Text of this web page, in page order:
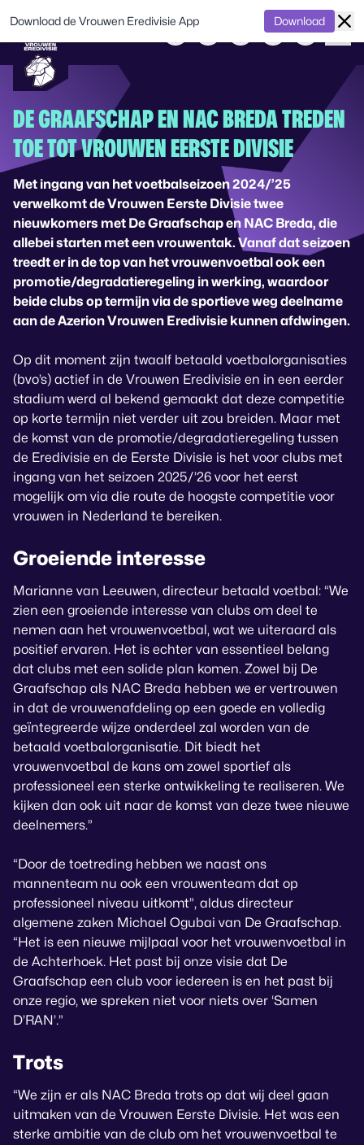
DE GRAAFSCHAP EN NAC BREDA TREDEN
TOE TOT VROUWEN EERSTE DIVISIE
Met ingang van het voetbalseizoen 2024/’25
verwelkomt de Vrouwen Eerste Divisie twee
nieuwkomers met De Graafschap en NAC Breda, die
allebei starten met een vrouwentak. Vanaf dat seizoen
treedt er in de top van het vrouwenvoetbal ook een
promotie/degradatieregeling in werking, waardoor
beide clubs op termijn via de sportieve weg deelname
aan de Azerion Vrouwen Eredivisie kunnen afdwingen.
Op dit moment zijn twaalf betaald voetbalorganisaties
(bvo’s) actief in de Vrouwen Eredivisie en in een eerder
stadium werd al bekend gemaakt dat deze competitie
op korte termijn niet verder uit zou breiden. Maar met
de komst van de promotie/degradatieregeling tussen
de Eredivisie en de Eerste Divisie is het voor clubs met
ingang van het seizoen 2025/’26 voor het eerst
mogelijk om via die route de hoogste competitie voor
vrouwen in Nederland te bereiken.
Groeiende interesse
Marianne van Leeuwen, directeur betaald voetbal: “We
zien een groeiende interesse van clubs om deel te
nemen aan het vrouwenvoetbal, wat we uiteraard als
positief ervaren. Het is echter van essentieel belang
dat clubs met een solide plan komen. Zowel bij De
Graafschap als NAC Breda hebben we er vertrouwen
in dat de vrouwenafdeling op een goede en volledig
geïntegreerde wijze onderdeel zal worden van de
betaald voetbalorganisatie. Dit biedt het
vrouwenvoetbal de kans om zowel sportief als
professioneel een sterke ontwikkeling te realiseren. We
kijken dan ook uit naar de komst van deze twee nieuwe
deelnemers.”
“Door de toetreding hebben we naast ons
mannenteam nu ook een vrouwenteam dat op
professioneel niveau uitkomt”, aldus directeur
algemene zaken Michael Ogubai van De Graafschap.
“Het is een nieuwe mijlpaal voor het vrouwenvoetbal in
de Achterhoek. Het past bij onze visie dat De
Graafschap een club voor iedereen is en het past bij
onze regio, we spreken niet voor niets over ‘Samen
D’RAN’.”
Trots
“We zijn er als NAC Breda trots op dat wij deel gaan
uitmaken van de Vrouwen Eerste Divisie. Het was een
sterke ambitie van de club om het vrouwenvoetbal te
Download de Vrouwen Eredivisie App Download